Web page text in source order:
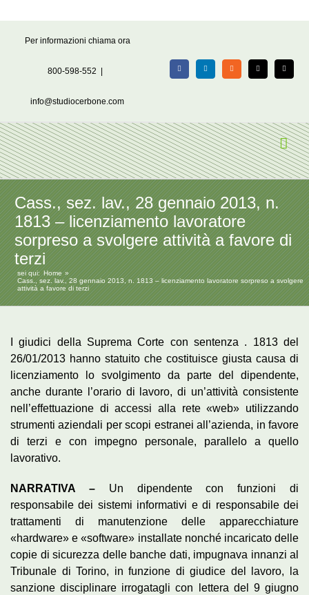
Per informazioni chiama ora
800-598-552
info@studiocerbone.com
FacebookLinkedIn Rss X Email
Cass., sez. lav., 28 gennaio 2013, n.
1813 – licenziamento lavoratore
sorpreso a svolgere attività a favore di
terzi
sei qui: Home
Cass., sez. lav., 28 gennaio 2013, n. 1813 – licenziamento lavoratore sorpreso a svolgere
attività a favore di terzi
I giudici della Suprema Corte con sentenza . 1813 del
26/01/2013 hanno statuito che costituisce giusta causa di
licenziamento lo svolgimento da parte del dipendente,
anche durante l’orario di lavoro, di un’attività consistente
nell’effettuazione di accessi alla rete «web» utilizzando
strumenti aziendali per scopi estranei all’azienda, in favore
di terzi e con impegno personale, parallelo a quello
lavorativo.
NARRATIVA – Un dipendente con funzioni di
responsabile dei sistemi informativi e di responsabile dei
trattamenti di manutenzione delle apparecchiature
«hardware» e «software» installate nonché incaricato delle
copie di sicurezza delle banche dati, impugnava innanzi al
Tribunale di Torino, in funzione di giudice del lavoro, la
sanzione disciplinare irrogatagli con lettera del 9 giugno